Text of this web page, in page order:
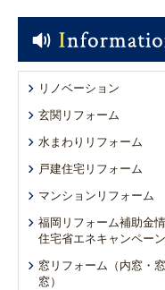
リノベーション
玄関リフォーム
水まわりリフォーム
戸建住宅リフォーム
マンションリフォーム
福岡リフォーム補助金
住宅省エネキャンペー
窓リフォーム（内窓・
窓）